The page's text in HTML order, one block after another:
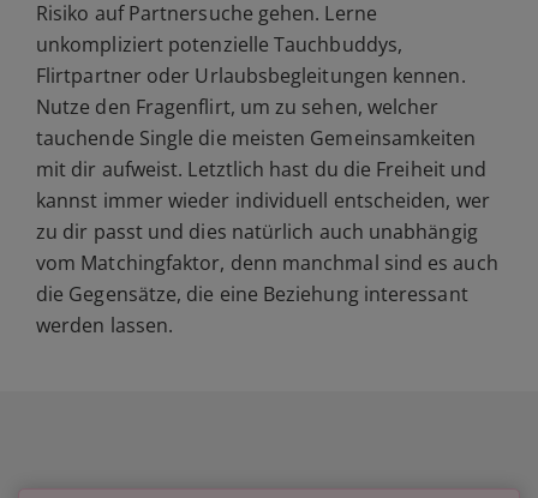
Risiko auf Partnersuche gehen. Lerne
unkompliziert potenzielle Tauchbuddys,
Flirtpartner oder Urlaubsbegleitungen kennen.
Nutze den Fragenflirt, um zu sehen, welcher
tauchende Single die meisten Gemeinsamkeiten
mit dir aufweist. Letztlich hast du die Freiheit und
kannst immer wieder individuell entscheiden, wer
zu dir passt und dies natürlich auch unabhängig
vom Matchingfaktor, denn manchmal sind es auch
die Gegensätze, die eine Beziehung interessant
werden lassen.